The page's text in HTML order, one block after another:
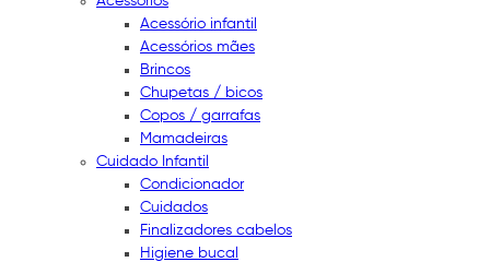
Acessório infantil
Acessórios mães
Brincos
Chupetas / bicos
Copos / garrafas
Mamadeiras
Cuidado Infantil
Condicionador
Cuidados
Finalizadores cabelos
Higiene bucal